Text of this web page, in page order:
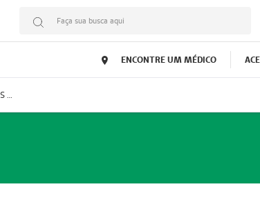
Faça sua busca aqui
ENCONTRE UM MÉDICO
Prestador CERPAM – Centro de Reabilitação S/S Ltda-ME (52004274-8)